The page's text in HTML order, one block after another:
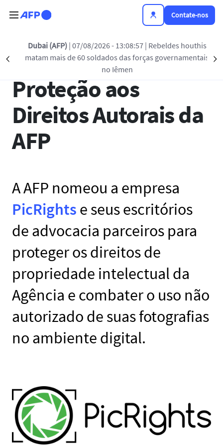
Contate-nos
Précédent
Dubai (AFP)| 07/08/2026 - 13:08:57| Rebeldes houthis
matam mais de 60 soldados das forças governamentais
no Iêmen
Medidas de
Proteção aos
Direitos Autorais da
AFP
A AFP nomeou a empresa
PicRights e seus escritórios
de advocacia parceiros para
proteger os direitos de
propriedade intelectual da
Agência e combater o uso não
autorizado de suas fotografias
no ambiente digital.